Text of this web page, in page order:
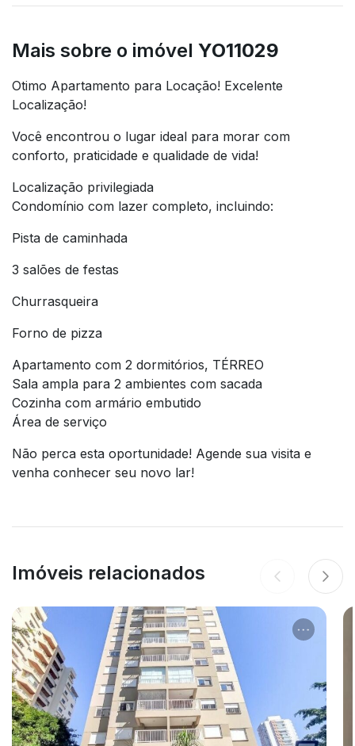
Mais sobre o imóvel YO11029
Otimo Apartamento para Locação! Excelente
Localização!
Você encontrou o lugar ideal para morar com
conforto, praticidade e qualidade de vida!
Localização privilegiada
Condomínio com lazer completo, incluindo:
Pista de caminhada
3 salões de festas
Churrasqueira
Forno de pizza
Apartamento com 2 dormitórios, TÉRREO
Sala ampla para 2 ambientes com sacada
Cozinha com armário embutido
Área de serviço
Não perca esta oportunidade! Agende sua visita e
venha conhecer seu novo lar!
Imóveis relacionados